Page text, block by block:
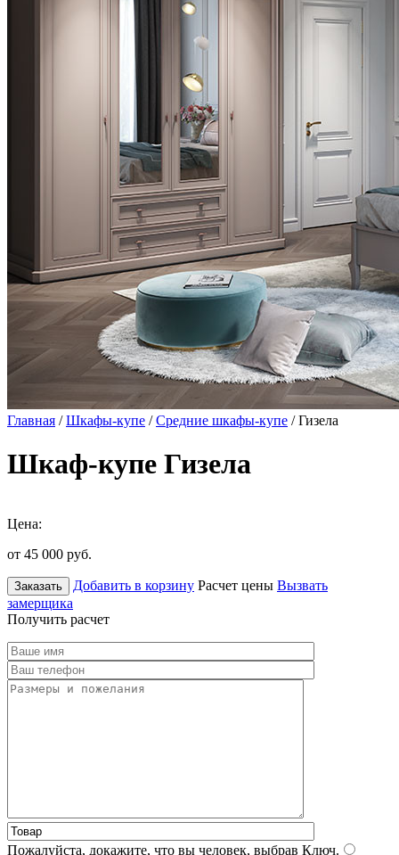
Главная /Шкафы-купе /Средние шкафы-купе / Гизела
Шкаф-купе Гизела
Цена:
от 45 000 руб.
Заказать Добавить в корзину Расчет цены Вызвать
замерщика
Получить расчет
Пожалуйста, докажите, что вы человек, выбрав Ключ.